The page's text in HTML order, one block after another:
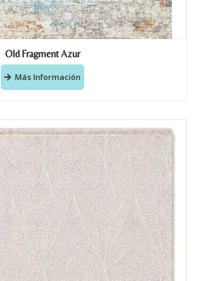
Old Fragment Azur
Más Información